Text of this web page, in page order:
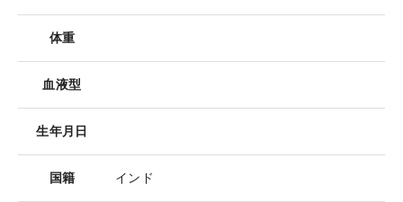
体重
血液型
生年月日
国籍 インド